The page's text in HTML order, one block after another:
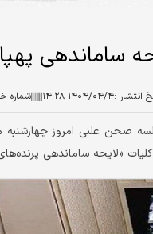
ساماندهی
انتشار :۱۴۰۴/۰۴/۴ ۱۴:۲۸ شماره
صحن علنی امروز
«لایحه ساماندهی